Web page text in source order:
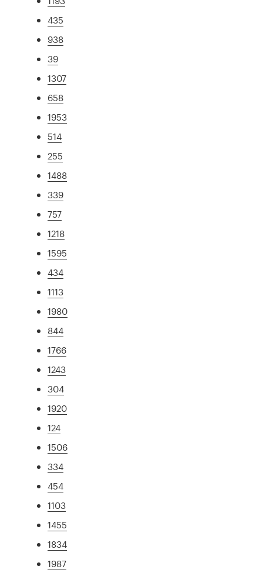
435
938
39
1307
658
1953
514
255
1488
339
757
1218
1595
434
1113
1980
844
1766
1243
304
1920
124
1506
334
454
1103
1455
1834
1987